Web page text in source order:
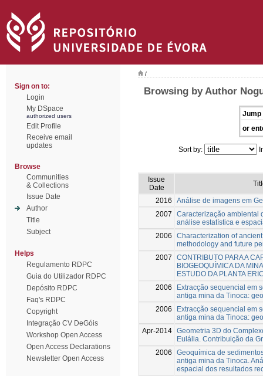
Sign on to:
Login
My DSpace
authorized users
Edit Profile
Receive email
updates
Browse
Communities
& Collections
Issue Date
Author
Title
Subject
Helps
Regulamento RDPC
Guia do Utilizador RDPC
Depósito RDPC
Faq's RDPC
Copyright
Integração CV DeGóis
Workshop Open Access
Open Access Declarations
Newsletter Open Access
/
Browsing by Author
Jump
or
Sort by:
Issue
Date
2016
Análise de imagens em
2007
Caracterização ambiental
análise estatística e
2006
Characterization of
methodology and future
2007
CONTRIBUTO PARA A
BIOGEOQUÍMICA DA
ESTUDO DA PLANTA
2006
Extracção sequencial em
antiga mina da Tinoca:
2006
Extracção sequencial em
antiga mina da Tinoca:
Apr-2014 Geometria 3D do
Eulália. Contribuição da
2006
Geoquímica de
antiga mina da Tinoca.
espacial dos resultados